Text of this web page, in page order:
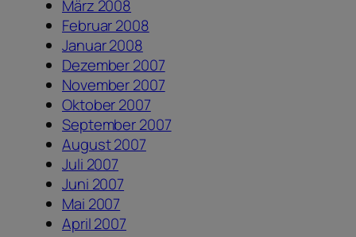
März 2008
Februar 2008
Januar 2008
Dezember 2007
November 2007
Oktober 2007
September 2007
August 2007
Juli 2007
Juni 2007
Mai 2007
April 2007